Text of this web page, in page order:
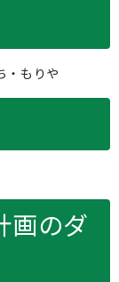
・もりや
画のダ